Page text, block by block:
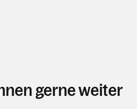
gerne weiter